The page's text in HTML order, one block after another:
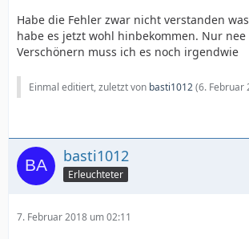
Habe die Fehler zwar nicht verstanden
habe es jetzt wohl hinbekommen. Nur
Verschönern muss ich es noch irgendwie
Einmal editiert, zuletzt von basti1012(6. Februar
basti1012
Erleuchteter
7. Februar 2018 um 02:11